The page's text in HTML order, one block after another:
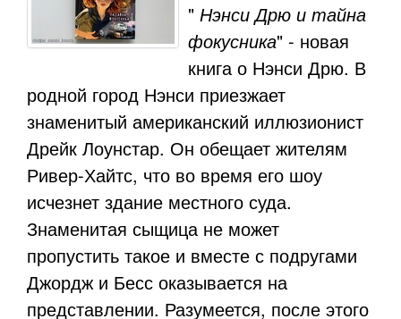
" Нэнси Дрю и тайна
фокусника" - новая
книга о Нэнси Дрю. В
родной город Нэнси приезжает
знаменитый американский иллюзионист
Дрейк Лоунстар. Он обещает жителям
Ривер-Хайтс, что во время его шоу
исчезнет здание местного суда.
Знаменитая сыщица не может
пропустить такое и вместе с подругами
Джордж и Бесс оказывается на
представлении. Разумеется, после этого